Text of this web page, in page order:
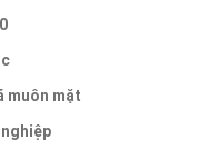
muôn mặt
nghiệp